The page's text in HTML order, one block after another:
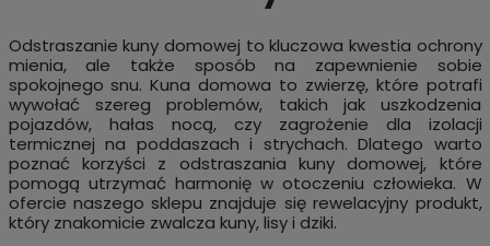
Odstraszanie kuny domowej to kluczowa kwestia ochrony
mienia, ale także sposób na zapewnienie sobie
spokojnego snu. Kuna domowa to zwierzę, które potrafi
wywołać szereg problemów, takich jak uszkodzenia
pojazdów, hałas nocą, czy zagrożenie dla izolacji
termicznej na poddaszach i strychach. Dlatego warto
poznać korzyści z odstraszania kuny domowej, które
pomogą utrzymać harmonię w otoczeniu człowieka. W
ofercie naszego sklepu znajduje się rewelacyjny produkt,
który znakomicie zwalcza kuny, lisy i dziki.